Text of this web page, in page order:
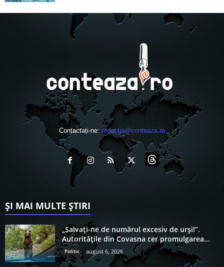
Contactați-ne:redactia@conteaza.ro
ȘI MAI MULTE ȘTIRI
„Salvați-ne de numărul excesiv de urși!”.
Autoritățile din Covasna cer promulgarea...
Politic august 6, 2026